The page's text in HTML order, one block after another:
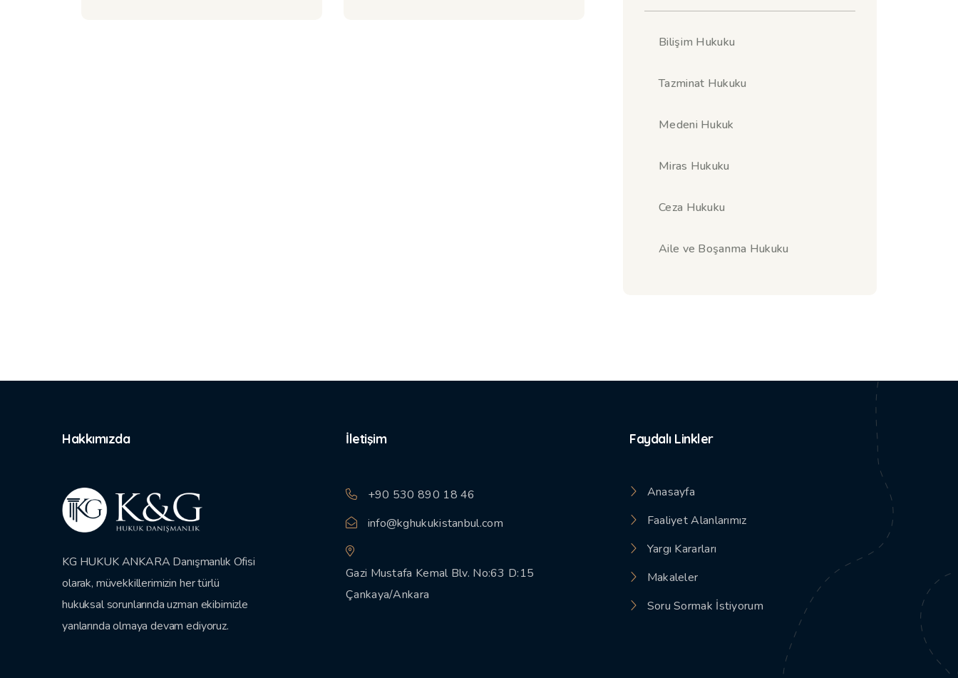
Bilişim Hukuku
Tazminat Hukuku
Medeni Hukuk
Miras Hukuku
Ceza Hukuku
Aile ve Boşanma Hukuku
Hakkımızda
KG HUKUK ANKARA Danışmanlık Ofisi
olarak, müvekkillerimizin her türlü
hukuksal sorunlarında uzman ekibimizle
yanlarında olmaya devam ediyoruz.
İletişim
+90 530 890 18 46
info@kghukukistanbul.com
Gazi Mustafa Kemal Blv. No:63 D:15
Çankaya/Ankara
Faydalı Linkler
Anasayfa
Faaliyet Alanlarımız
Yargı Kararları
Makaleler
Soru Sormak İstiyorum